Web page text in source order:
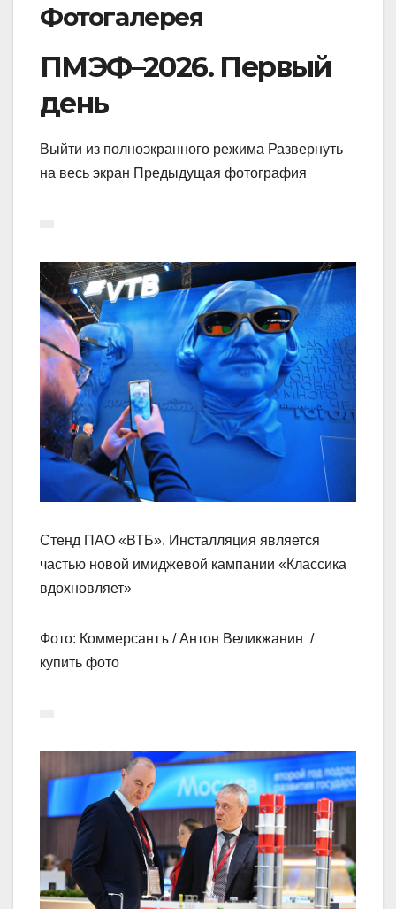
Фотогалерея
ПМЭФ–2026. Первый
день
Выйти из полноэкранного режима Развернуть
на весь экран Предыдущая фотография
Стенд ПАО «ВТБ». Инсталляция является
частью новой имиджевой кампании «Классика
вдохновляет»
Фото: Коммерсантъ / Антон Великжанин /
купить фото